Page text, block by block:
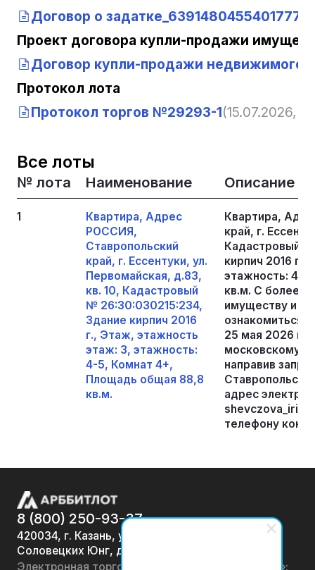
Договор о
Проект договора купли-продажи
Договор купли-продажи недвижимого
Протокол лота
Протокол торгов №29293-1(15.07.2026,
Все лоты
№ лота Наименование Описание
1
Квартира, Адрес
РОССИЯ,
Ставропольский
край, г. Ессентуки, ул.
Первомайская, д.83,
кв. 10, Кадастровый
№ 26:30:030215:234,
Здание кирпич 2016
г., Этаж, этажность
этаж: 3, этажность:
4-5, Комнат 4+,
Площадь общая 88,8
кв.м.
Квартира,
край, г.
Кадастровый
кирпич 2016
этажность: 4-
кв.м. С более
имуществу и
ознакомиться
25 мая 2026 г.,
московскому
направив
адрес
телефону
8 (800) 250-93-37
420034, г. Казань, ул.
Соловецких Юнг, д. 7
Электронная торговая площадка «АРББИТЛОТ»: